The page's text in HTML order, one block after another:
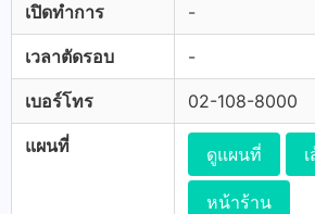
เปิดทำการ -
เวลาตัดรอบ -
เบอร์โทร 02-108-8000
แผนที่ ดูแผนที่
หน้าร้าน